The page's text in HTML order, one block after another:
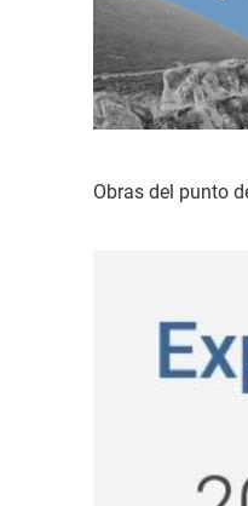
Obras del punto